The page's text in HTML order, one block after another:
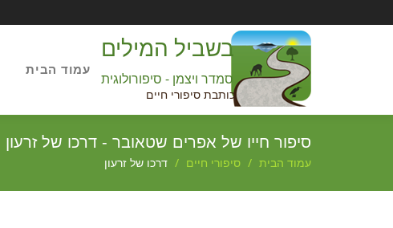
בשביל המילים
סמדר ויצמן - סיפורולוגית
כותבת סיפורי חיים
עמוד הבית
סיפור חייו של אפרים שטאובר - דרכו של זרעון
עמוד הבית סיפורי חיים דרכו של זרעון